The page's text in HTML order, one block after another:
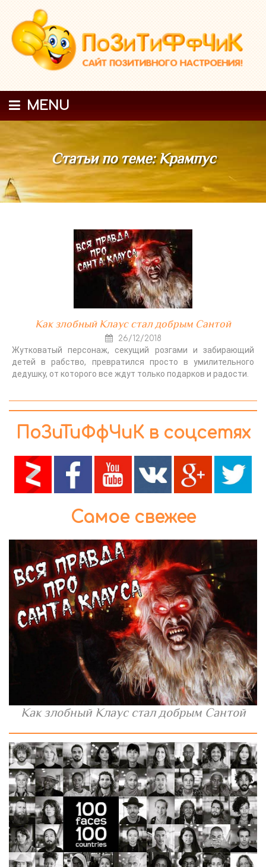
MENU
Статьи по теме: Крампус
Как злобный Клаус стал добрым Сантой
26/12/2018
Жутковатый персонаж, секущий розгами и забирающий
детей в рабство, превратился просто в умилительного
дедушку, от которого все ждут только подарков и радости.
ПоЗиТиФфЧиК в соцсетях
Самое свежее
Как злобный Клаус стал добрым Сантой